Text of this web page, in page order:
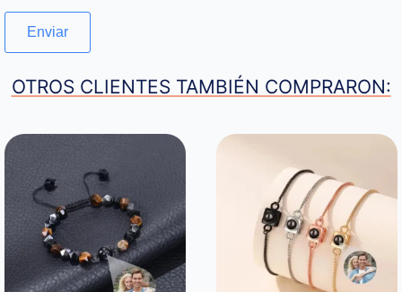
OTROS CLIENTES TAMBIÉN COMPRARON: